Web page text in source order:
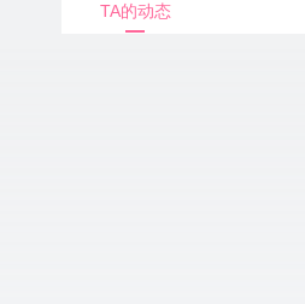
TA的动态